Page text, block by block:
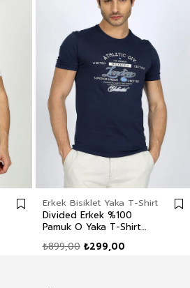
Erkek Bisiklet Yaka T-Shirt
Divided Erkek %100
Pamuk O Yaka T-Shirt
₺299,00
₺899,00